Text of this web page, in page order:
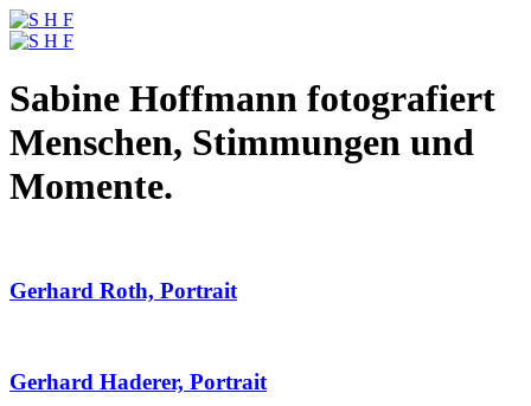
Sabine Hoffmann fotografiert
Menschen, Stimmungen und
Momente.
Gerhard Roth, Portrait
Gerhard Haderer, Portrait